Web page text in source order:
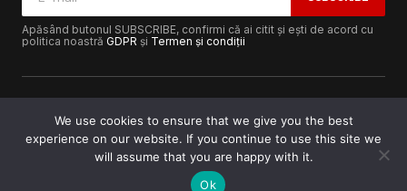
Apăsând butonul SUBSCRIBE, confirmi că ai citit și ești de acord cu
politica noastră GDPR și Termen și condiții
Copyright © 2017-2025Lugojeanul.ro· Toate drepturile
rezervate · Dezvoltat dePower Media FX
We use cookies to ensure that we give you the best
experience on our website. If you continue to use this site we
will assume that you are happy with it.
Ok